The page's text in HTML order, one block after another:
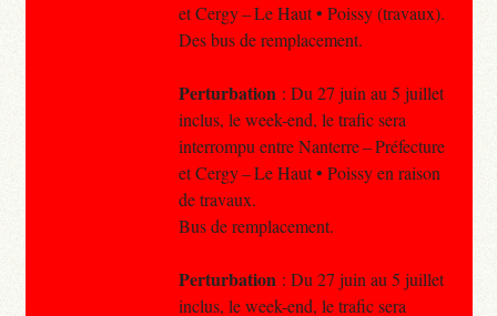
et Cergy – Le Haut • Poissy (travaux).
Des bus de remplacement.
Perturbation : Du 27 juin au 5 juillet
inclus, le week-end, le trafic sera
interrompu entre Nanterre – Préfecture
et Cergy – Le Haut • Poissy en raison
de travaux.
Bus de remplacement.
Perturbation : Du 27 juin au 5 juillet
inclus, le week-end, le trafic sera